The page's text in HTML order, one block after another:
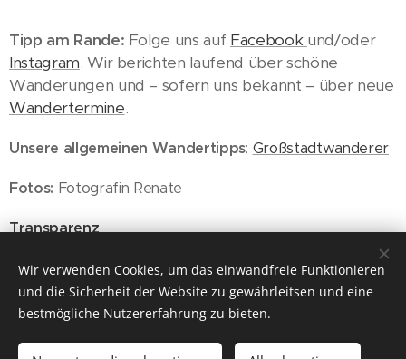
Tipp am Rande: Folge uns auf Facebook und/oder
Instagram. Wir berichten laufend über schöne
Wanderungen und – sofern uns bekannt – über neue
Wandertermine.
Unsere allgemeinen Wandertipps: Großstadtwanderer
Fotos: Fotografin Renate
Transparenz
Wandererlebnis und offene Fragen
Wir verwenden Cookies, um das einwandfreie Funktionieren
und die Sicherheit der Website zu gewährleitsen und eine
bestmögliche Nutzererfahrung zu bieten.